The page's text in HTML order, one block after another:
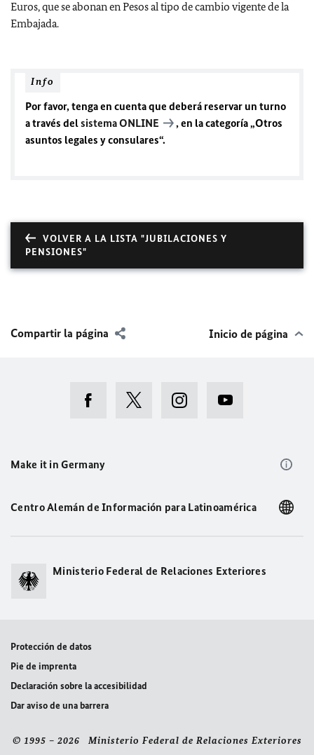
Euros, que se abonan en Pesos al tipo de cambio vigente de la
Embajada.
Info
Por favor, tenga en cuenta que deberá reservar un turno
a través delsistema ONLINE
, en la categoría „Otros
asuntos legales y consulares“.
VOLVER A LA LISTA "JUBILACIONES Y
PENSIONES"
Compartir la página Inicio de página
Make it in Germany
Centro Alemán de Información para Latinoamérica
Ministerio Federal de Relaciones Exteriores
Protección de datos
Pie de imprenta
Declaración sobre la accesibilidad
Dar aviso de una barrera
© 1995 – 2026 Ministerio Federal de Relaciones Exteriores